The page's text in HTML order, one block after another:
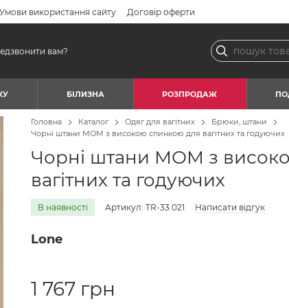
Умови використання сайту Договір оферти
вам?
БІЛИЗНА РОЗПРОДАЖ
Головна Каталог Одяг для вагітних
Брюки, штани
Чорні штани МОМ з високою спинкою для вагітних та годуючих
Чорні штани МОМ з
вагітних та годуючих
В наявності Артикул: TR-33.021 Написати відгук
Lone
1 767 грн